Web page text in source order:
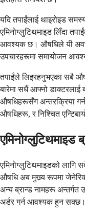
यदि तपाईंलाई थाइरोइड
एमिनोग्लुटिथमाइड लिँदा
आवश्यक छ। औषधिले यी
उपचारहरूमा समायोजन
तपाईंले लिइरहनुभएका सबै
बारेमा सधैं आफ्नो डाक्टरलाई
औषधिहरूसँग अन्तरक्रिया
औषधिहरू, र निश्चित
एमिनोग्लुटिथमाइड
एमिनोग्लुटिथमाइडको लागि
औषधि अब मुख्य रूपमा
अन्य ब्रान्ड नामहरू अन्तर्गत
अर्डर गर्न आवश्यक हुन सक्छ।